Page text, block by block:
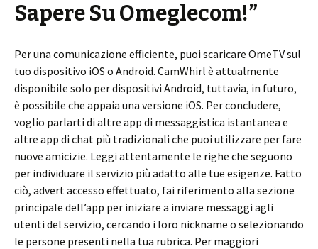
Sapere Su Omeglecom!”
Per una comunicazione efficiente, puoi scaricare OmeTV sul
tuo dispositivo iOS o Android. CamWhirl è attualmente
disponibile solo per dispositivi Android, tuttavia, in futuro,
è possibile che appaia una versione iOS. Per concludere,
voglio parlarti di altre app di messaggistica istantanea e
altre app di chat più tradizionali che puoi utilizzare per fare
nuove amicizie. Leggi attentamente le righe che seguono
per individuare il servizio più adatto alle tue esigenze. Fatto
ciò, advert accesso effettuato, fai riferimento alla sezione
principale dell’app per iniziare a inviare messaggi agli
utenti del servizio, cercando i loro nickname o selezionando
le persone presenti nella tua rubrica. Per maggiori